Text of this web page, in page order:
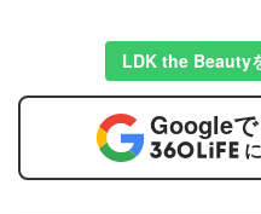
LDK the Beauty
Google